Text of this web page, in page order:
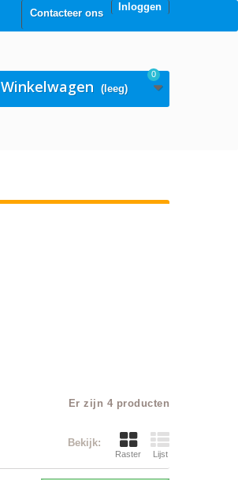
Inloggen
Contacteer ons
Winkelwagen (leeg)
0
Er zijn 4 producten
Bekijk:
Raster Lijst